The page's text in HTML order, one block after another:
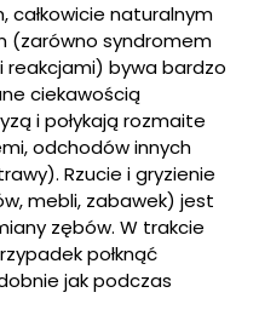
całkowicie naturalnym
(zarówno syndromem
reakcjami) bywa bardzo
ciekawością
i połykają rozmaite
odchodów innych
Rzucie i gryzienie
mebli, zabawek) jest
zębów. W trakcie
połknąć
jak podczas